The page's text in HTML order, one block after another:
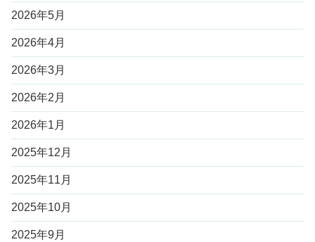
2026年5月
2026年4月
2026年3月
2026年2月
2026年1月
2025年12月
2025年11月
2025年10月
2025年9月